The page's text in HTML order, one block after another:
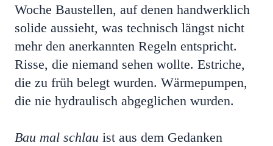
Woche Baustellen, auf denen handwerklich
solide aussieht, was technisch längst nicht
mehr den anerkannten Regeln entspricht.
Risse, die niemand sehen wollte. Estriche,
die zu früh belegt wurden. Wärmepumpen,
die nie hydraulisch abgeglichen wurden.
Bau mal schlau ist aus dem Gedanken